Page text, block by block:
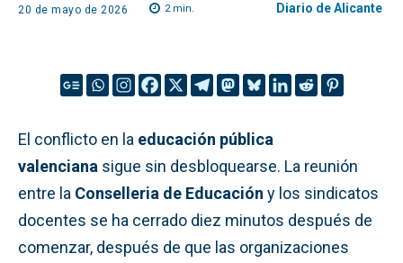
20 de mayo de 2026 2min. Diario de Alicante
El conflicto en la educación pública
valenciana sigue sin desbloquearse. La reunión
entre la Conselleria de Educación y los sindicatos
docentes se ha cerrado diez minutos después de
comenzar, después de que las organizaciones